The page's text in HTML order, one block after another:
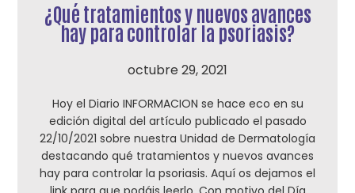
¿Qué tratamientos y nuevos avances
hay para controlar la psoriasis?
octubre 29, 2021
Hoy el Diario INFORMACION se hace eco en su
edición digital del artículo publicado el pasado
22/10/2021 sobre nuestra Unidad de Dermatología
destacando qué tratamientos y nuevos avances
hay para controlar la psoriasis. Aquí os dejamos el